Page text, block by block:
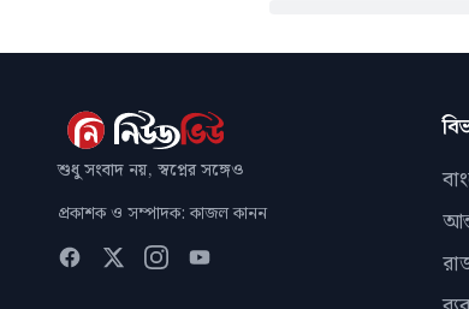
শুধু সংবাদ নয়, স্বপ্নের সঙ্গেও
প্রকাশক ও সম্পাদক: কাজল কানন